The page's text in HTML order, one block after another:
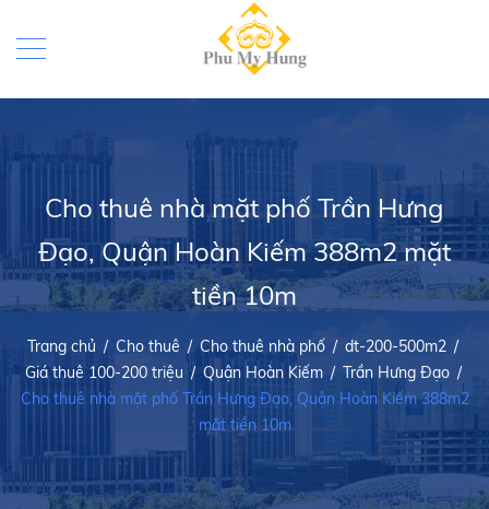
Cho thuê nhà mặt phố Trần Hưng
Đạo, Quận Hoàn Kiếm 388m2 mặt
tiền 10m
Trang chủ / Cho thuê / Cho thuê nhà phố / dt-200-500m2 /
Giá thuê 100-200 triệu / Quận Hoàn Kiếm / Trần Hưng Đạo /
Cho thuê nhà mặt phố Trần Hưng Đạo, Quận Hoàn Kiếm 388m2
mặt tiền 10m